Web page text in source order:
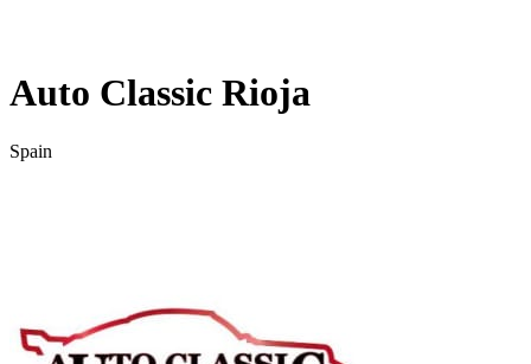
Auto Classic Rioja
Spain